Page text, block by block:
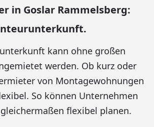
in Goslar Rammelsberg:
kann ohne großen
werden. Ob kurz oder
von Montagewohnungen
So können Unternehmen
flexibel planen.